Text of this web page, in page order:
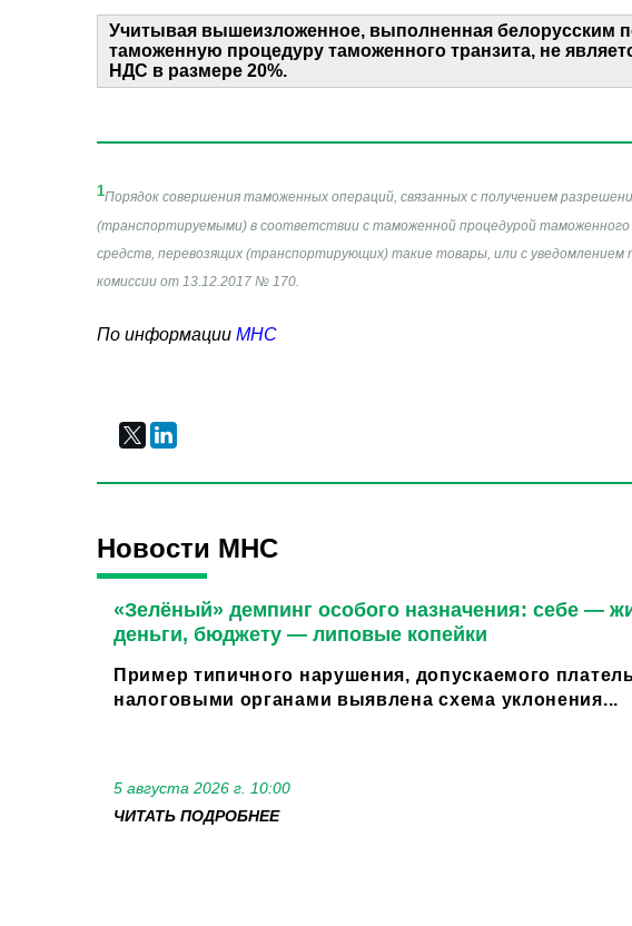
Учитывая вышеизложенное, выполненная белорусским
таможенную процедуру таможенного транзита, не
НДС в размере 20%.
1Порядок совершения таможенных операций, связанных с получением
(транспортируемыми) в соответствии с таможенной процедурой
средств, перевозящих (транспортирующих) такие товары, или с
комиссии от 13.12.2017 № 170.
По информации МНС
Новости МНС
«Зелёный» демпинг особого назначения: себе —
деньги, бюджету — липовые копейки
Пример типичного нарушения, допускаемого
налоговыми органами выявлена схема уклонения...
5 августа 2026 г. 10:00
ЧИТАТЬ ПОДРОБНЕЕ